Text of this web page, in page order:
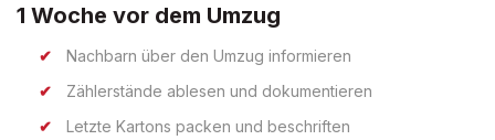
1 Woche vor dem Umzug
Nachbarn über den Umzug informieren
Zählerstände ablesen und dokumentieren
Letzte Kartons packen und beschriften